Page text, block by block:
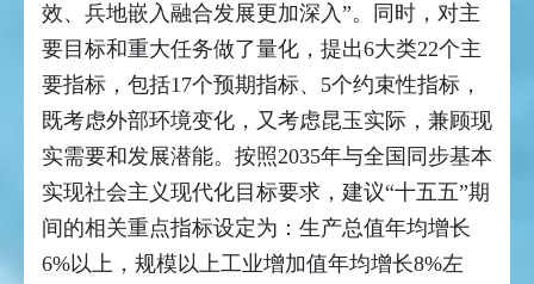
效、兵地嵌入融合发展更加深入”。同时，对主
要目标和重大任务做了量化，提出6大类22个主
要指标，包括17个预期指标、5个约束性指标，
既考虑外部环境变化，又考虑昆玉实际，兼顾现
实需要和发展潜能。按照2035年与全国同步基本
实现社会主义现代化目标要求，建议“十五五”期
间的相关重点指标设定为：生产总值年均增长
6%以上，规模以上工业增加值年均增长8%左